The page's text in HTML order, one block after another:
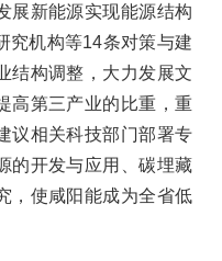
展新能源实现能源结构
究机构等14条对策与建
结构调整，大力发展文
高第三产业的比重，重
议相关科技部门部署专
的开发与应用、碳埋藏
，使咸阳能成为全省低